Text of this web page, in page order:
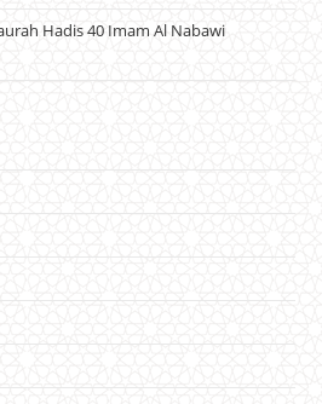
Hadis 40 Imam Al Nabawi